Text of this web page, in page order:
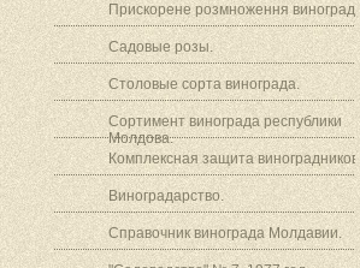
Прискорене розмноження винограду.
Садовые розы.
Столовые сорта винограда.
Сортимент винограда республики
Молдова.
Комплексная защита виноградников.
Виноградарство.
Справочник винограда Молдавии.